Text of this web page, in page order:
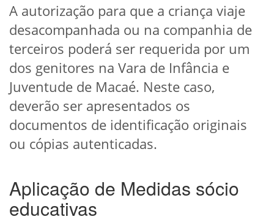
A autorização para que a criança viaje
desacompanhada ou na companhia de
terceiros poderá ser requerida por um
dos genitores na Vara de Infância e
Juventude de Macaé. Neste caso,
deverão ser apresentados os
documentos de identificação originais
ou cópias autenticadas.
Aplicação de Medidas sócio
educativas